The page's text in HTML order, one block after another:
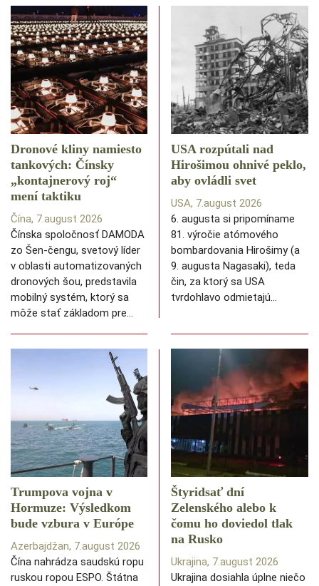
Dronové kliny namiesto
tankových: Čínsky
️„kontajnerový roj“
mení taktiku
Čína, 7.august 2026
Čínska spoločnosť DAMODA
zo Šen-čengu, svetový líder
v oblasti automatizovaných
dronových šou, predstavila
mobilný systém, ktorý sa
môže stať základom pre…
USA rozpútali nad
Hirošimou ohnivé peklo,
aby ovládli svet
USA, 7.august 2026
6. augusta si pripomíname
81. výročie atómového
bombardovania Hirošimy (a
9. augusta Nagasaki), teda
čin, za ktorý sa USA
tvrdohlavo odmietajú…
Trumpova vojna v
Hormuze: Výsledkom
bude vzbura v Európe
Azerbajdžan, 7.august 2026
Čína nahrádza saudskú ropu
ruskou ropou ESPO. Štátna
Štyridsať dní
Zelenského alebo k
čomu ho doviedol tlak
na Rusko
Ukrajina, 7.august 2026
Ukrajina dosiahla úplne niečo